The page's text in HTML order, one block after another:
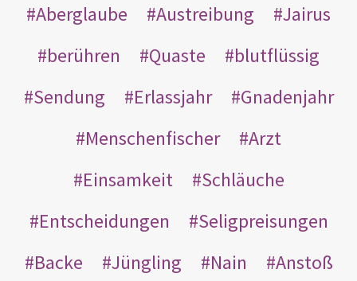
Aberglaube
Austreibung
Jairus
berühren
Quaste
blutflüssig
Sendung
Erlassjahr
Gnadenjahr
Menschenfischer
Arzt
Einsamkeit
Schläuche
Entscheidungen
Seligpreisungen
Backe
Jüngling Nain
Anstoß